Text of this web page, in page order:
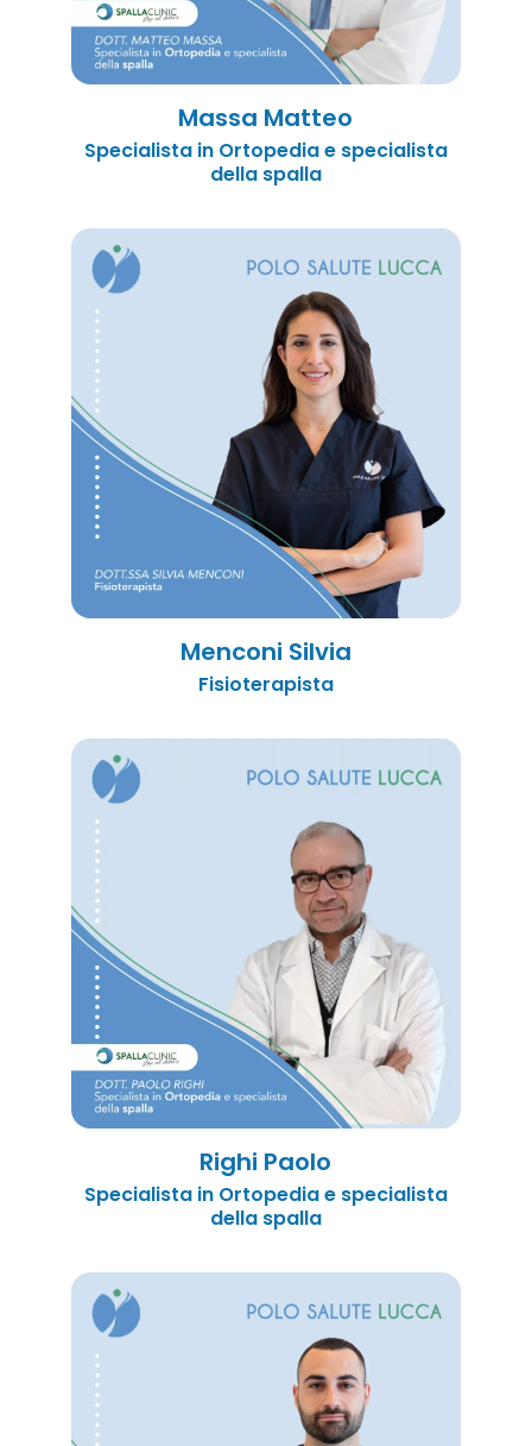
Massa Matteo
Specialista in Ortopedia e specialista
della spalla
Menconi Silvia
Fisioterapista
Righi Paolo
Specialista in Ortopedia e specialista
della spalla